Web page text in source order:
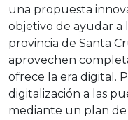
una propuesta
objetivo de ayudar a
provincia de Santa
aprovechen
ofrece la era digital.
digitalización a las
mediante un plan